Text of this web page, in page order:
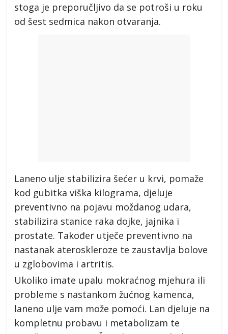
stoga je preporučljivo da se potroši u roku
od šest sedmica nakon otvaranja.
Laneno ulje stabilizira šećer u krvi, pomaže
kod gubitka viška kilograma, djeluje
preventivno na pojavu moždanog udara,
stabilizira stanice raka dojke, jajnika i
prostate. Također utječe preventivno na
nastanak ateroskleroze te zaustavlja bolove
u zglobovima i artritis.
Ukoliko imate upalu mokraćnog mjehura ili
probleme s nastankom žućnog kamenca,
laneno ulje vam može pomoći. Lan djeluje na
kompletnu probavu i metabolizam te